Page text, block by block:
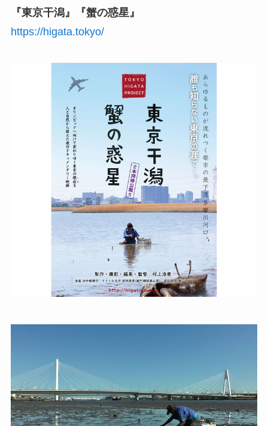
『東京干潟』『蟹の惑星』
https://higata.tokyo/